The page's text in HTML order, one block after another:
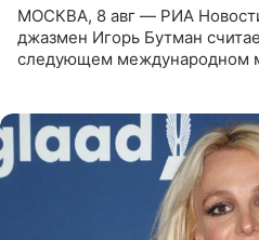
МОСКВА, 8 авг — РИА
джазмен Игорь Бутман
следующем международном